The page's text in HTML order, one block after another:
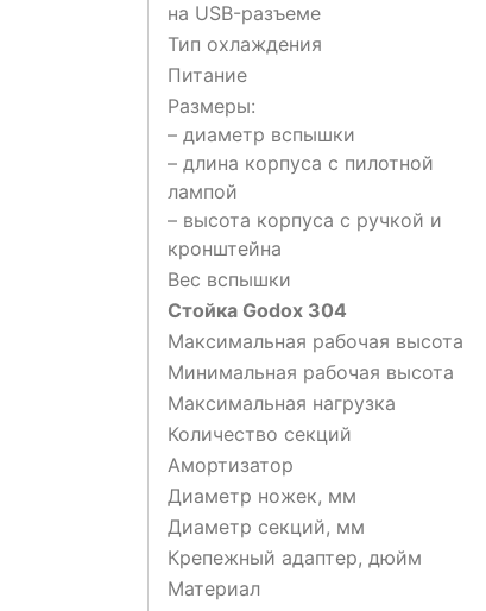
на USB-разъеме
Тип охлаждения
Питание
Размеры:
– диаметр вспышки
– длина корпуса с пилотной
лампой
– высота корпуса с ручкой и
кронштейна
Вес вспышки
Стойка Godox 304
Максимальная рабочая высота
Минимальная рабочая высота
Максимальная нагрузка
Количество секций
Амортизатор
Диаметр ножек, мм
Диаметр секций, мм
Крепежный адаптер, дюйм
Материал